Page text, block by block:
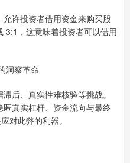
许投资者借用资金来购买股
3:1，这意味着投资者可以借用
洞察革命
后、真实性难核验等挑战。
真实杠杆、资金流向与最终
对此弊的利器。